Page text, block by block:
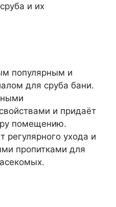
и их
популярным и
для сруба бани.
и придаёт
помещению.
регулярного ухода и
пропитками для